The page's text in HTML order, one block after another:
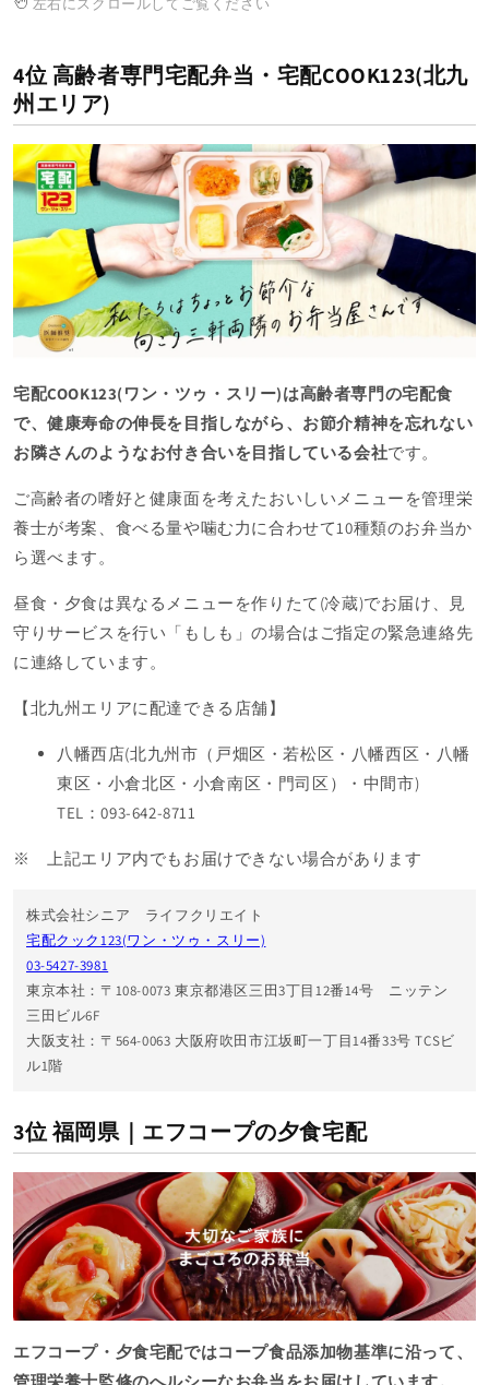
左右にスクロールしてご覧ください
4位 高齢者専門宅配弁当・宅配COOK123(北九
州エリア)
宅配COOK123(ワン・ツゥ・スリー)は高齢者専門の宅配食
で、健康寿命の伸長を目指しながら、お節介精神を忘れない
お隣さんのようなお付き合いを目指している会社です。
ご高齢者の嗜好と健康面を考えたおいしいメニューを管理栄
養士が考案、食べる量や噛む力に合わせて10種類のお弁当か
ら選べます。
昼食・夕食は異なるメニューを作りたて(冷蔵)でお届け、見
守りサービスを行い「もしも」の場合はご指定の緊急連絡先
に連絡しています。
【北九州エリアに配達できる店舗】
八幡西店(北九州市（戸畑区・若松区・八幡西区・八幡
東区・小倉北区・小倉南区・門司区）・中間市)
TEL：093-642-8711
※ 上記エリア内でもお届けできない場合があります
株式会社シニア ライフクリエイト
宅配クック123(ワン・ツゥ・スリー)
03-5427-3981
東京本社：〒108-0073 東京都港区三田3丁目12番14号 ニッテン
三田ビル6F
大阪支社：〒564-0063 大阪府吹田市江坂町一丁目14番33号 TCSビ
ル1階
3位 福岡県｜エフコープの夕食宅配
エフコープ・夕食宅配ではコープ食品添加物基準に沿って、
管理栄養士監修のへルシーなお弁当をお届けしています。